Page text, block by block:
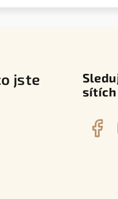
jste
sítích